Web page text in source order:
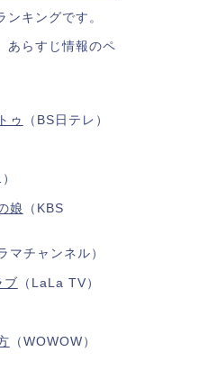
キングです。
あらすじ情報のペ
ゥ （BS日テレ）
娘
（KBS
マチャンネル）
ブ （LaLa TV）
（WOWOW）